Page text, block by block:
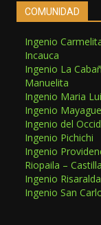
COMUNIDAD
Ingenio
Incauca
Ingenio La
Manuelita
Ingenio Maria
Ingenio
Ingenio del
Ingenio Pichichi
Ingenio
Riopaila – Castilla
Ingenio Risaralda
Ingenio San